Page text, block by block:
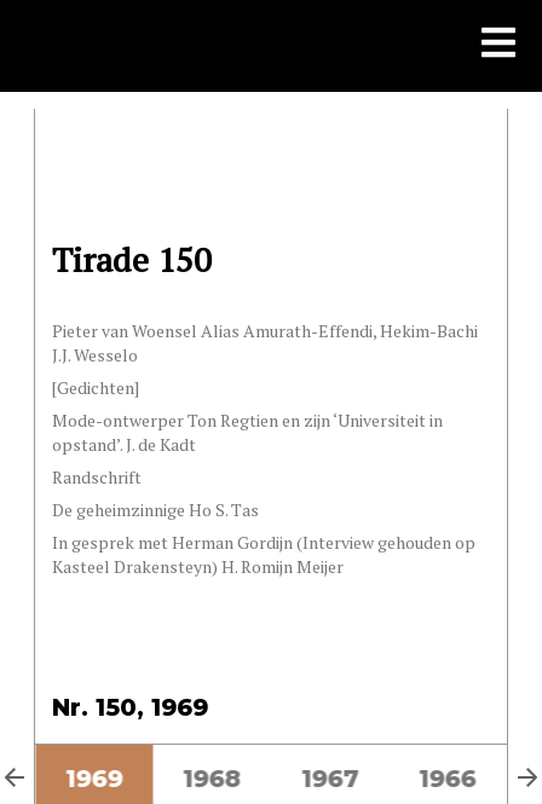
Tirade 150
Pieter van Woensel Alias Amurath-Effendi, Hekim-Bachi
J.J. Wesselo
[Gedichten]
Mode-ontwerper Ton Regtien en zijn ‘Universiteit in
opstand’. J. de Kadt
Randschrift
De geheimzinnige Ho S. Tas
In gesprek met Herman Gordijn (Interview gehouden op
Kasteel Drakensteyn) H. Romijn Meijer
Nr. 150, 1969
1969 1968 1967 1966